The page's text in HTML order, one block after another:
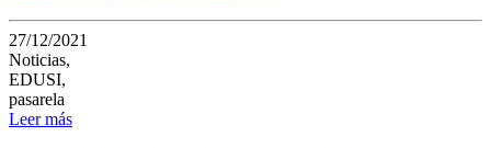
27/12/2021
Noticias,
EDUSI,
pasarela
Leer más